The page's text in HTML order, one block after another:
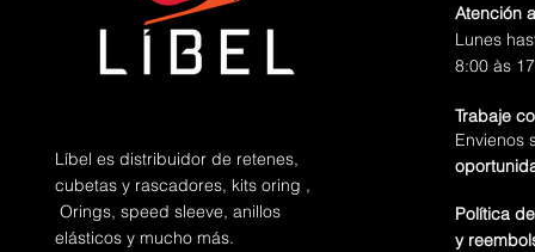
Líbel es distribuidor de retenes,
cubetas y rascadores, kits oring ,
Orings, speed sleeve, anillos
elásticos y mucho más.
Atención
Lunes
8:00 às
Trabaje
Envienos
Política
y